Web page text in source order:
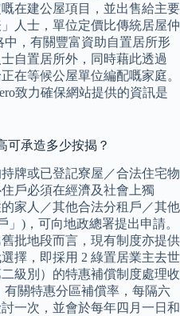
在建公屋項目，並出售給主要
人士，單位定價比傳統居屋仲
，有關豐富資助自置居所形
自置居所外，同時藉此透過
在等候公屋單位編配嘅家庭。
致力確保網站提供的資訊是
可承造多少按揭？
牌或已登記寮屋／合法住宅物
戶必須在經濟及社會上獨
家人／其他合法分租戶／其他
)，可向地政總署提出申請。
批地段而言，現有制度亦提供
擇，即採用 2 綠置居業主去世
級別）的特惠補償制度處理收
關特惠分區補償率，每隔六
一次，並會於每年四月一日和